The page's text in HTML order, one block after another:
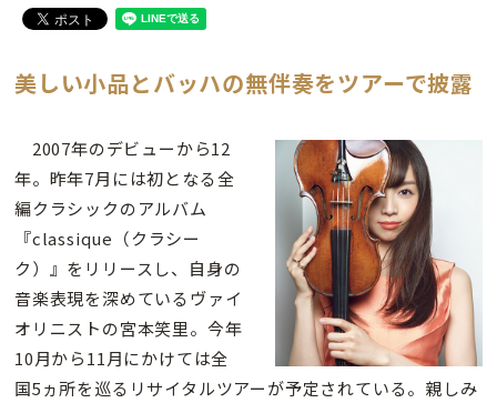
美しい小品とバッハの無伴奏をツアーで披露
2007年のデビューから12
年。昨年7月には初となる全
編クラシックのアルバム
『classique（クラシー
ク）』をリリースし、自身の
音楽表現を深めているヴァイ
オリニストの宮本笑里。今年
10月から11月にかけては全
国5ヵ所を巡るリサイタルツアーが予定されている。親しみ